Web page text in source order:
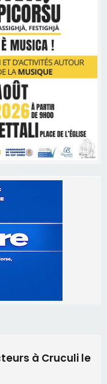
à Cruculi le
organise une
au stade de San